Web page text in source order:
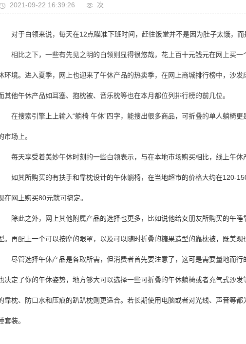
2021-09-22 16:39:26 次
对于白领来说，每天在12点瞄准下班时间，赶往饭堂并不是因为肚子太饿，
相比之下，一些有先见之明的白领则显得很悠哉，花上百十元钱元在网上买
环境。进入夏季，网上也迎来了午休产品的热卖季，在网上商城排行榜中，沙发
其他午休产品如耳塞、抱枕被、音乐枕等也在本月都位列排行榜的前几位。
在搜索引擎上上输入“躺椅 午休”四字，能搜出很多商品，可折叠的单人躺椅更
市场上。
每天享受着美妙午休时刻的一些白领表示，与在本地市场购买相比，线上午休
如其所购买的有扶手和靠枕设计的午休躺椅，在当地超市的价格大约在120-
在网上购买80元就可搞定。
除此之外，网上其他附属产品的选择也更多，比如说他给女朋友所购买的午
。再配上一个可以按摩的眼罩，以及可以随时折叠的糖果造型的靠枕被，既美观
尽管选择午休产品是各取所需，但消费者首先要注意了，这可是需要量地而
决定了你的午休姿势，地方够大可以选择一些可折叠的午休躺椅或者充气式沙
靠枕、防口水和压痕的趴趴枕则更适合。若长期使用电脑或者对光线、声音等
套装。